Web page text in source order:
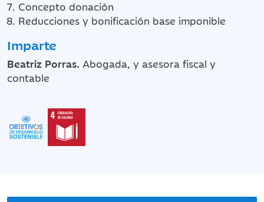
Concepto donación
Reducciones y bonificación base imponible
Imparte
Beatriz Porras. Abogada, y asesora fiscal y
contable